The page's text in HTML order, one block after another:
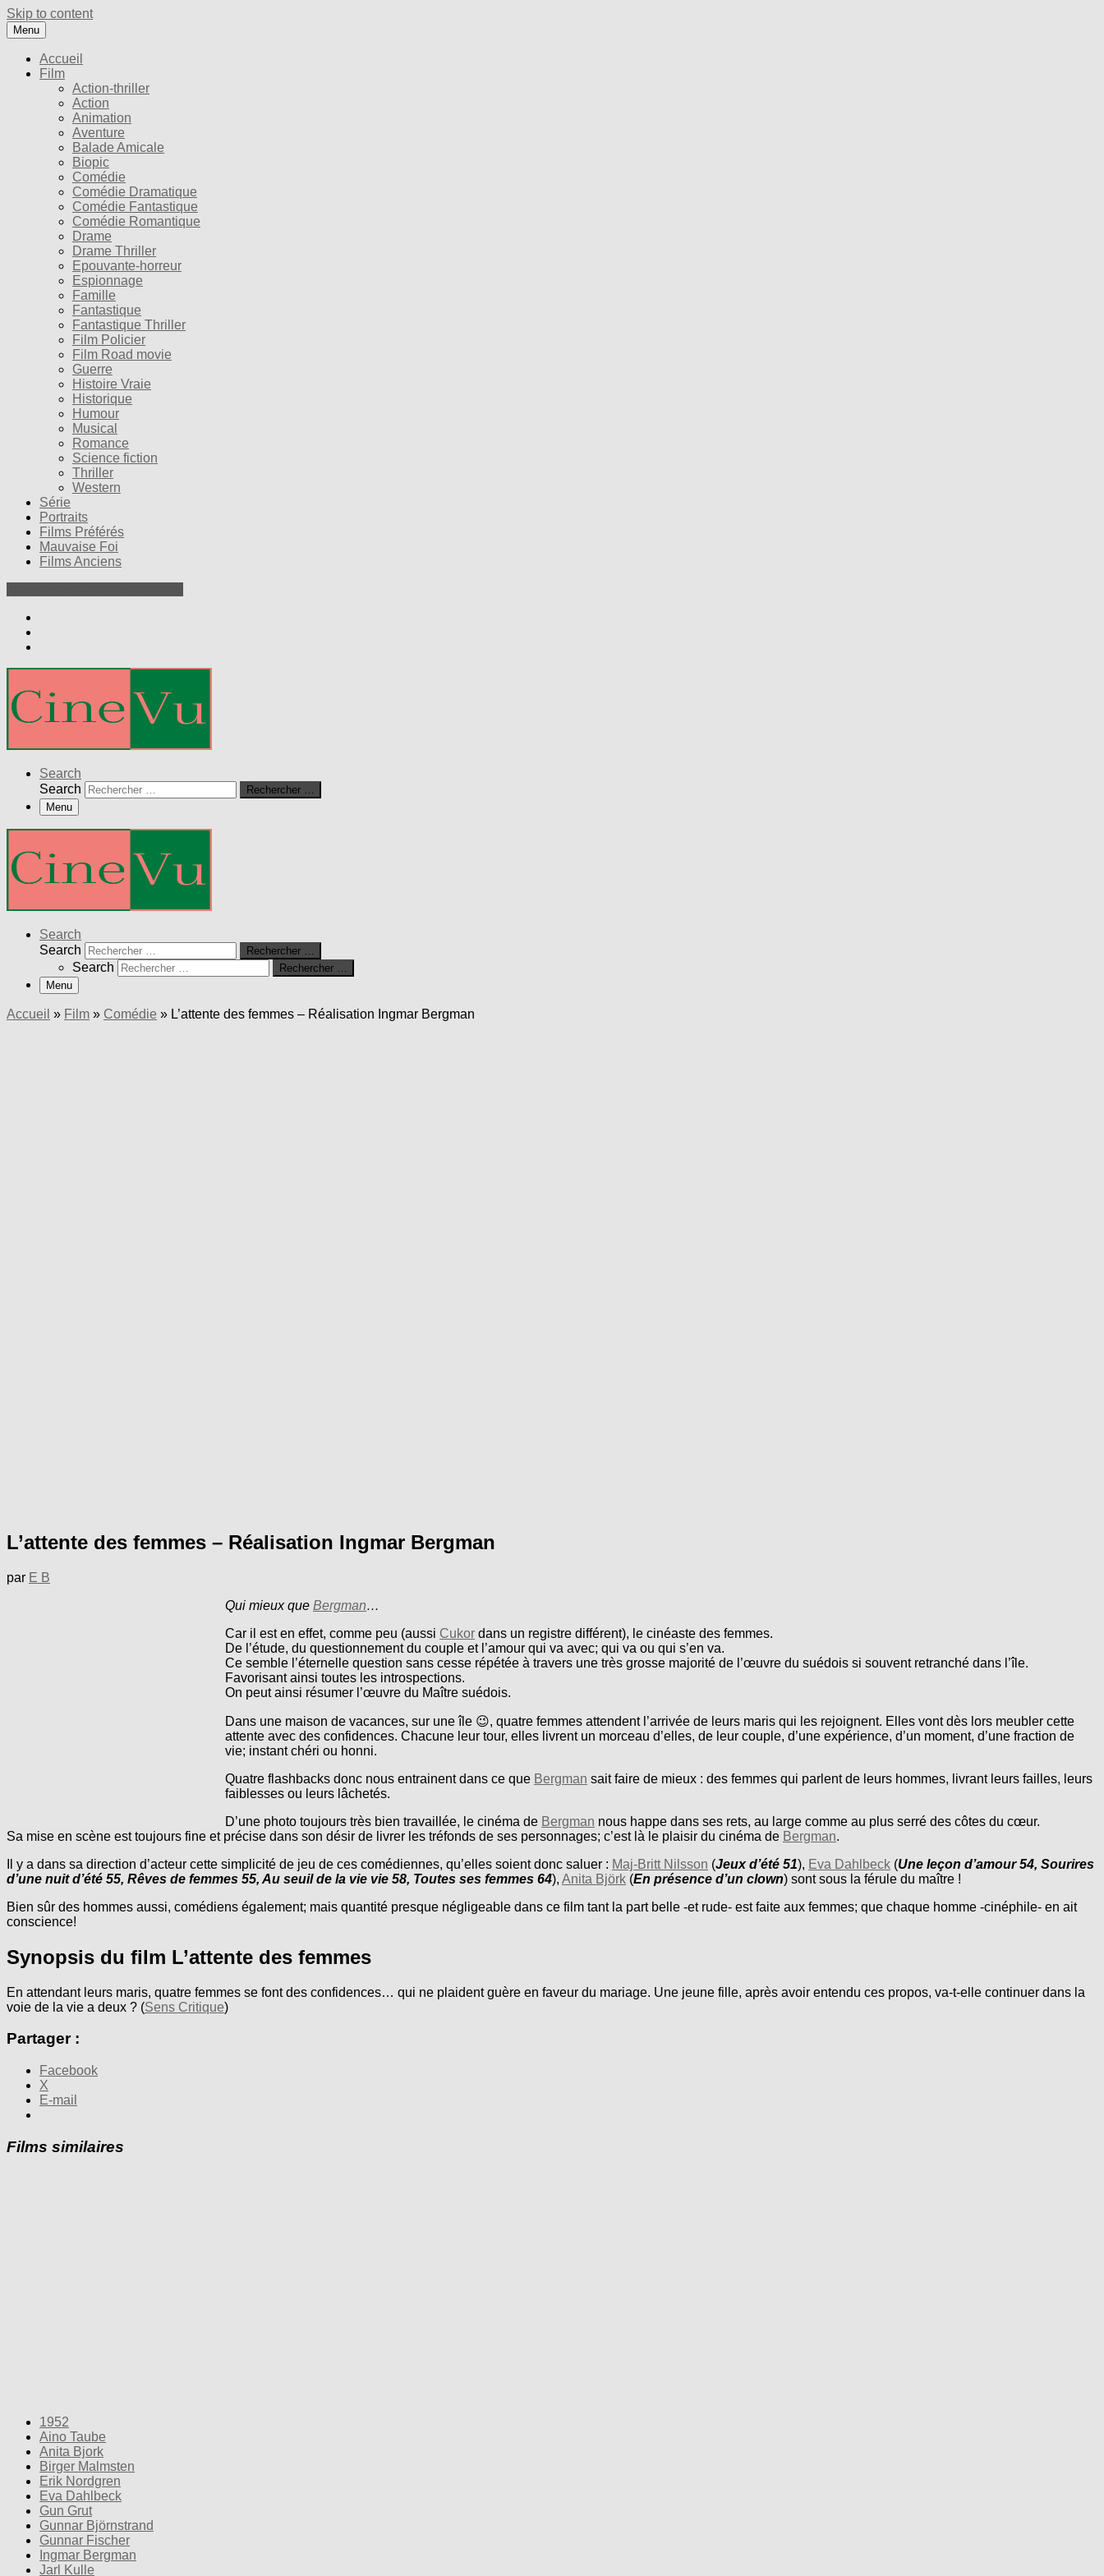
Skip to content
Menu
Accueil
Film
Action-thriller
Action
Animation
Aventure
Balade Amicale
Biopic
Comédie
Comédie Dramatique
Comédie Fantastique
Comédie Romantique
Drame
Drame Thriller
Epouvante-horreur
Espionnage
Famille
Fantastique
Fantastique Thriller
Film Policier
Film Road movie
Guerre
Histoire Vraie
Historique
Humour
Musical
Romance
Science fiction
Thriller
Western
Série
Portraits
Films Préférés
Mauvaise Foi
Films Anciens
Search
Search
Rechercher …
Menu
Search
Search
Rechercher …
Search
Rechercher …
Menu
Accueil » Film » Comédie » L’attente des femmes – Réalisation Ingmar Bergman
L’attente des femmes – Réalisation Ingmar Bergman
par E B
Qui mieux que Bergman…
Car il est en effet, comme peu (aussi Cukor dans un registre différent), le cinéaste des femmes.
De l’étude, du questionnement du couple et l’amour qui va avec; qui va ou qui s’en va.
Ce semble l’éternelle question sans cesse répétée à travers une très grosse majorité de l’œuvre du suédois si souvent retranché dans l’île.
Favorisant ainsi toutes les introspections.
On peut ainsi résumer l’œuvre du Maître suédois.
Dans une maison de vacances, sur une île 😉, quatre femmes attendent l’arrivée de leurs maris qui les rejoignent. Elles vont dès lors meubler cette
attente avec des confidences. Chacune leur tour, elles livrent un morceau d’elles, de leur couple, d’une expérience, d’un moment, d’une fraction de
vie; instant chéri ou honni.
Quatre flashbacks donc nous entrainent dans ce que Bergman sait faire de mieux : des femmes qui parlent de leurs hommes, livrant leurs failles, leurs
faiblesses ou leurs lâchetés.
D’une photo toujours très bien travaillée, le cinéma de Bergman nous happe dans ses rets, au large comme au plus serré des côtes du cœur.
Sa mise en scène est toujours fine et précise dans son désir de livrer les tréfonds de ses personnages; c’est là le plaisir du cinéma de Bergman.
Il y a dans sa direction d’acteur cette simplicité de jeu de ces comédiennes, qu’elles soient donc saluer : Maj-Britt Nilsson (Jeux d’été 51), Eva Dahlbeck (Une leçon d’amour 54, Sourires
d’une nuit d’été 55, Rêves de femmes 55, Au seuil de la vie vie 58, Toutes ses femmes 64), Anita Björk (En présence d’un clown) sont sous la férule du maître !
Bien sûr des hommes aussi, comédiens également; mais quantité presque négligeable dans ce film tant la part belle -et rude- est faite aux femmes; que chaque homme -cinéphile- en ait
conscience!
Synopsis du film L’attente des femmes
En attendant leurs maris, quatre femmes se font des confidences… qui ne plaident guère en faveur du mariage. Une jeune fille, après avoir entendu ces propos, va-t-elle continuer dans la
voie de la vie a deux ? (Sens Critique)
Partager :
Facebook
X
E-mail
Films similaires
1952
Aino Taube
Anita Bjork
Birger Malmsten
Erik Nordgren
Eva Dahlbeck
Gun Grut
Gunnar Björnstrand
Gunnar Fischer
Ingmar Bergman
Jarl Kulle